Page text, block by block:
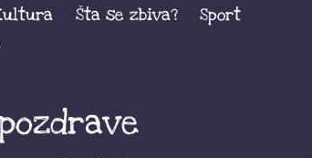
Šta se zbiva?
Sport